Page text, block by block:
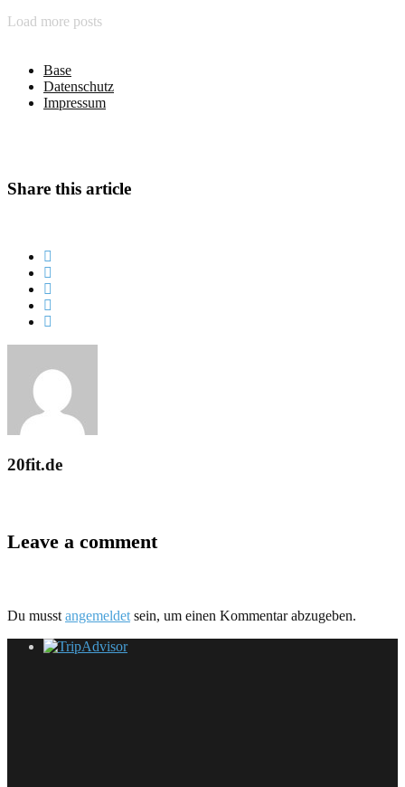
Load more posts
Base
Datenschutz
Impressum
Share this article
20fit.de
Leave a comment
Du musstangemeldetsein, um einen Kommentar abzugeben.